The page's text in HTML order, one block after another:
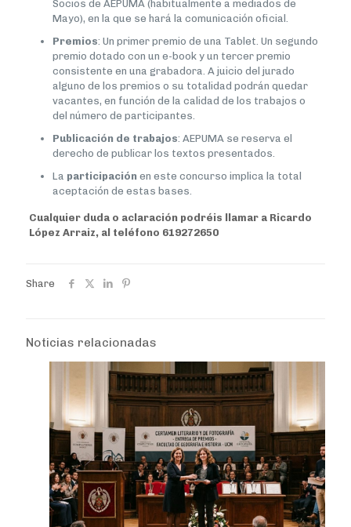
Socios de AEPUMA (habitualmente a mediados de
Mayo), en la que se hará la comunicación oficial.
Premios: Un primer premio de una Tablet. Un segundo
premio dotado con un e-book y un tercer premio
consistente en una grabadora. A juicio del jurado
alguno de los premios o su totalidad podrán quedar
vacantes, en función de la calidad de los trabajos o
del número de participantes.
Publicación de trabajos: AEPUMA se reserva el
derecho de publicar los textos presentados.
La participación en este concurso implica la total
aceptación de estas bases.
Cualquier duda o aclaración podréis llamar a Ricardo
López Arraiz, al teléfono 619272650
Share
Noticias relacionadas